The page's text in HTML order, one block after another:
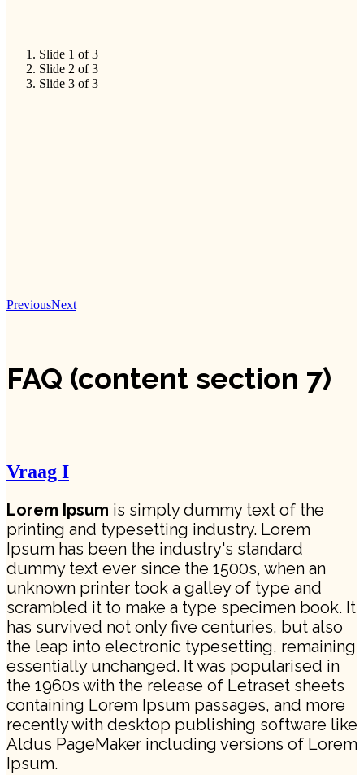
Slide 1 of 3
Slide 2 of 3
Slide 3 of 3
PreviousNext
FAQ (content section 7)
Vraag I
Lorem Ipsum is simply dummy text of the
printing and typesetting industry. Lorem
Ipsum has been the industry's standard
dummy text ever since the 1500s, when an
unknown printer took a galley of type and
scrambled it to make a type specimen book. It
has survived not only five centuries, but also
the leap into electronic typesetting, remaining
essentially unchanged. It was popularised in
the 1960s with the release of Letraset sheets
containing Lorem Ipsum passages, and more
recently with desktop publishing software like
Aldus PageMaker including versions of Lorem
Ipsum.